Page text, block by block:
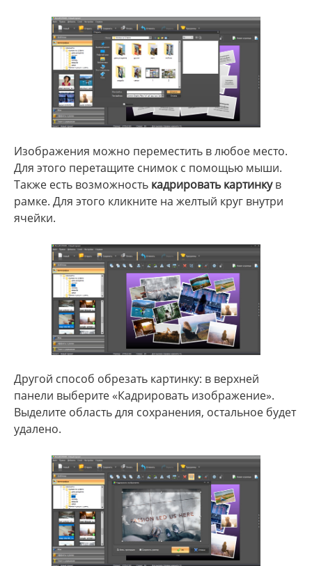
Изображения можно переместить в любое место.
Для этого перетащите снимок с помощью мыши.
Также есть возможность кадрировать картинкув
рамке. Для этого кликните на желтый круг внутри
ячейки.
Другой способ обрезать картинку: в верхней
панели выберите «Кадрировать изображение».
Выделите область для сохранения, остальное будет
удалено.